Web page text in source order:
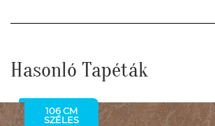
Hasonló Tapéták
106 CM
SZÉLES